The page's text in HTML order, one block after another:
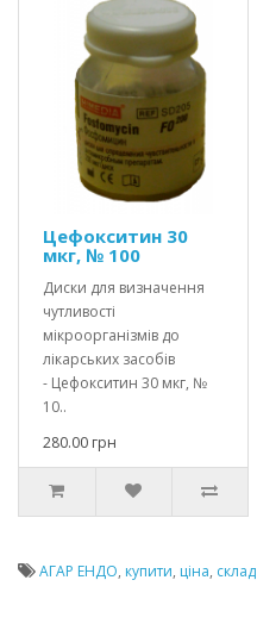
Цефокситин 30
мкг, № 100
Диски для визначення
чутливості
мікроорганізмів до
лікарських засобів
- Цефокситин 30 мкг, №
10..
280.00 грн
АГАР ЕНДО, купити, ціна, склад